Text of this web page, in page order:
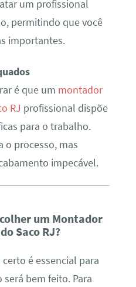
um profissional
permitindo que você
importantes.
é que um montador
RJ profissional dispõe
para o trabalho.
o processo, mas
impecável.
um Montador
Saco RJ?
é essencial para
bem feito. Para